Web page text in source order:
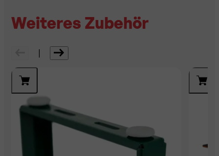
Weiteres Zubehör
|